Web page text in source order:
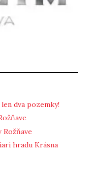
dva pozemky!
Rožňave
hradu Krásna